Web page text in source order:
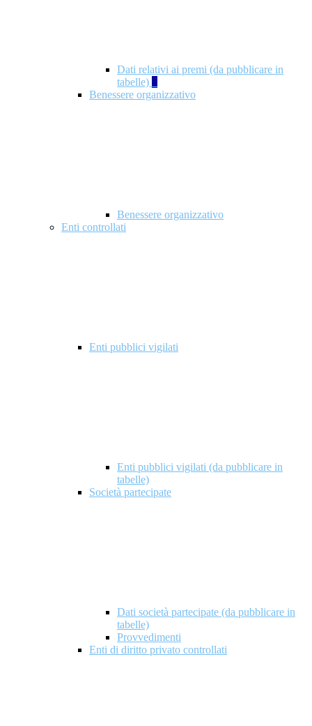
Dati relativi ai premi (da pubblicare in
tabelle) 5
Benessere organizzativo
Benessere organizzativo
Enti controllati
Enti pubblici vigilati
Enti pubblici vigilati (da pubblicare in
tabelle)
Società partecipate
Dati società partecipate (da pubblicare in
tabelle)
Provvedimenti
Enti di diritto privato controllati